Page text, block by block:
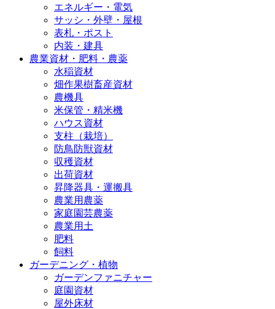
エネルギー・電気
サッシ・外壁・屋根
表札・ポスト
内装・建具
農業資材・肥料・農薬
水稲資材
畑作果樹畜産資材
農機具
米保管・精米機
ハウス資材
支柱（栽培）
防鳥防獣資材
収穫資材
出荷資材
昇降器具・運搬具
農業用農薬
家庭園芸農薬
農業用土
肥料
飼料
ガーデニング・植物
ガーデンファニチャー
庭園資材
屋外床材